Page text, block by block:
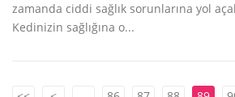
zamanda ciddi sağlık sorunlarına yol
Kedinizin sağlığına o...